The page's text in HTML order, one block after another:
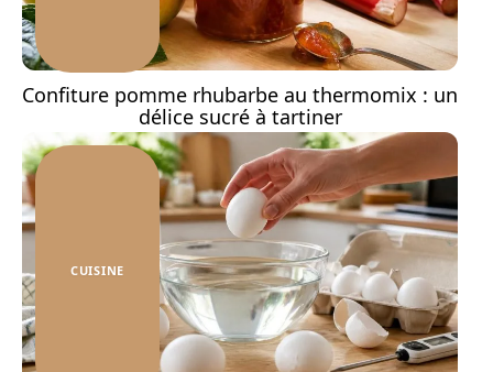
Confiture pomme rhubarbe au thermomix : un
délice sucré à tartiner
CUISINE